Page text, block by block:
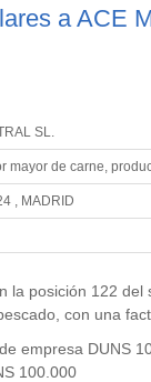
a ACE
SL.
mayor de carne,
, MADRID
la posición 122
con una
empresa DUNS
100.000